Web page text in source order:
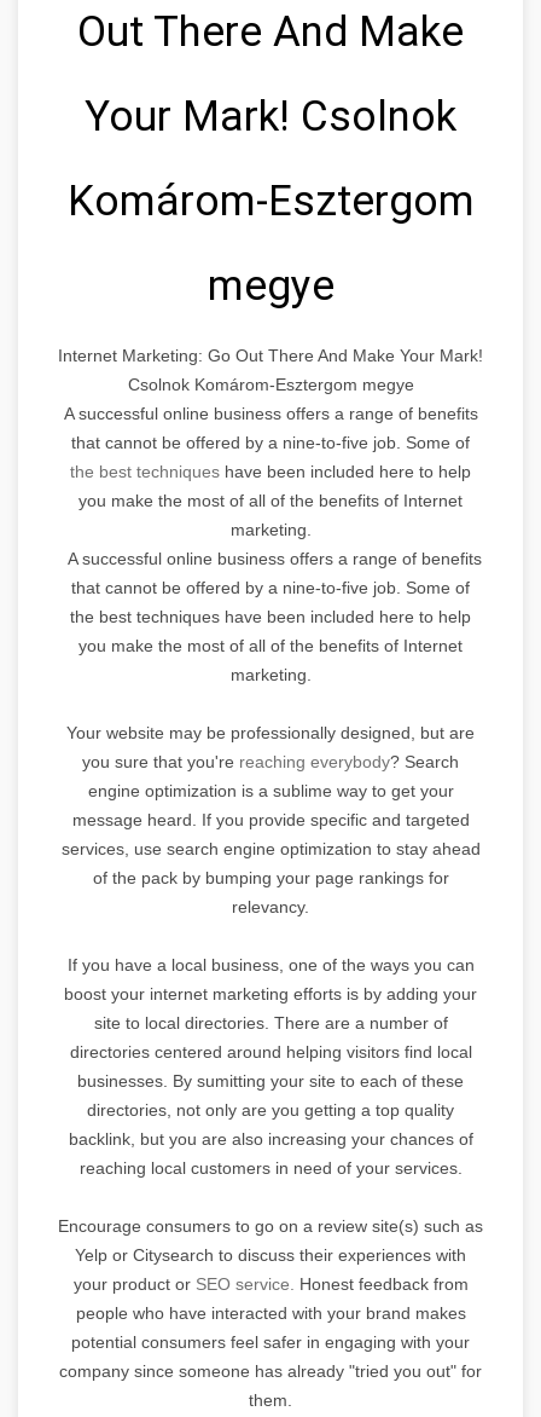
Out There And Make
Your Mark! Csolnok
Komárom-Esztergom
megye
Internet Marketing: Go Out There And Make Your Mark!
Csolnok Komárom-Esztergom megye
A successful online business offers a range of benefits
that cannot be offered by a nine-to-five job. Some of
the best techniques have been included here to help
you make the most of all of the benefits of Internet
marketing.
A successful online business offers a range of benefits
that cannot be offered by a nine-to-five job. Some of
the best techniques have been included here to help
you make the most of all of the benefits of Internet
marketing.
Your website may be professionally designed, but are
you sure that you're reaching everybody? Search
engine optimization is a sublime way to get your
message heard. If you provide specific and targeted
services, use search engine optimization to stay ahead
of the pack by bumping your page rankings for
relevancy.
If you have a local business, one of the ways you can
boost your internet marketing efforts is by adding your
site to local directories. There are a number of
directories centered around helping visitors find local
businesses. By sumitting your site to each of these
directories, not only are you getting a top quality
backlink, but you are also increasing your chances of
reaching local customers in need of your services.
Encourage consumers to go on a review site(s) such as
Yelp or Citysearch to discuss their experiences with
your product or SEO service.
Honest feedback from
people who have interacted with your brand makes
potential consumers feel safer in engaging with your
company since someone has already "tried you out" for
them.